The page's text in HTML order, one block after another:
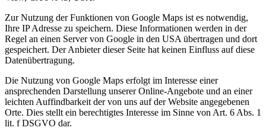
Zur Nutzung der Funktionen von Google Maps ist es notwendig,
Ihre IP Adresse zu speichern. Diese Informationen werden in der
Regel an einen Server von Google in den USA übertragen und dort
gespeichert. Der Anbieter dieser Seite hat keinen Einfluss auf diese
Datenübertragung.
Die Nutzung von Google Maps erfolgt im Interesse einer
ansprechenden Darstellung unserer Online-Angebote und an einer
leichten Auffindbarkeit der von uns auf der Website angegebenen
Orte. Dies stellt ein berechtigtes Interesse im Sinne von Art. 6 Abs. 1
lit. f DSGVO dar.